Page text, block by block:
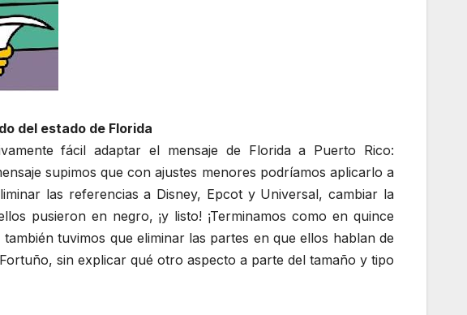
del estado de Florida
fácil adaptar el mensaje de Florida a Puerto Rico:
supimos que con ajustes menores podríamos aplicarlo a
las referencias a Disney, Epcot y Universal, cambiar la
pusieron en negro, ¡y listo! ¡Terminamos como en quince
tuvimos que eliminar las partes en que ellos hablan de
sin explicar qué otro aspecto a parte del tamaño y tipo